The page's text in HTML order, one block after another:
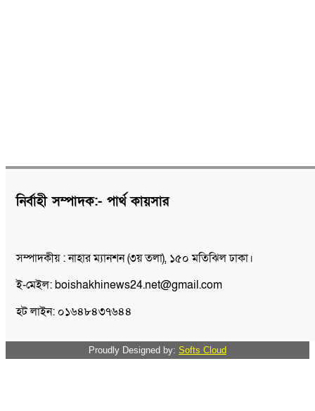
নির্বাহী সম্পাদক:- পার্থ কায়সার
সম্পাদকীয় : নাহার ম্যানশন (৩য় তলা), ১৫০ মতিঝিল ঢাকা।
ই-মেইল: boishakhinews24.net@gmail.com
হট লাইন: ০১৬৪৮৪৩৭৬৪৪
Proudly Designed by: Softs Cloud